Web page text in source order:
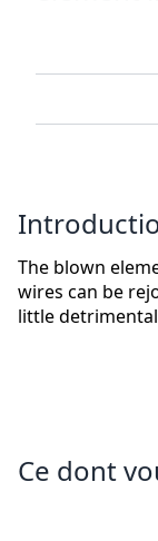
The blown
wires can be
little
Ce dont